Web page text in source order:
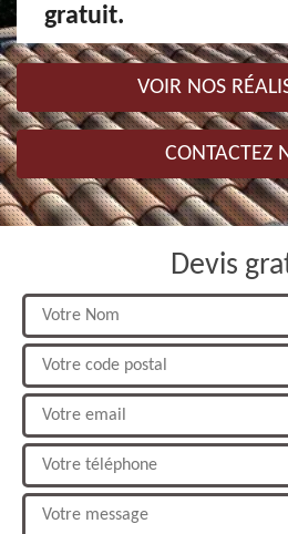
gratuit.
VOIR NOS
CONTACTEZ
Devis